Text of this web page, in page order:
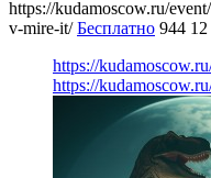
https://kudamoscow.ru/
v-mire-it/ Бесплатно 944 12
https://
https://